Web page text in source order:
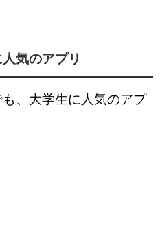
気のアプリ
、大学生に人気のアプ